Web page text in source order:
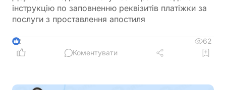
інструкцію по заповненню реквізитів платіжки за
послуги з проставлення апостиля
2
62
Коментувати